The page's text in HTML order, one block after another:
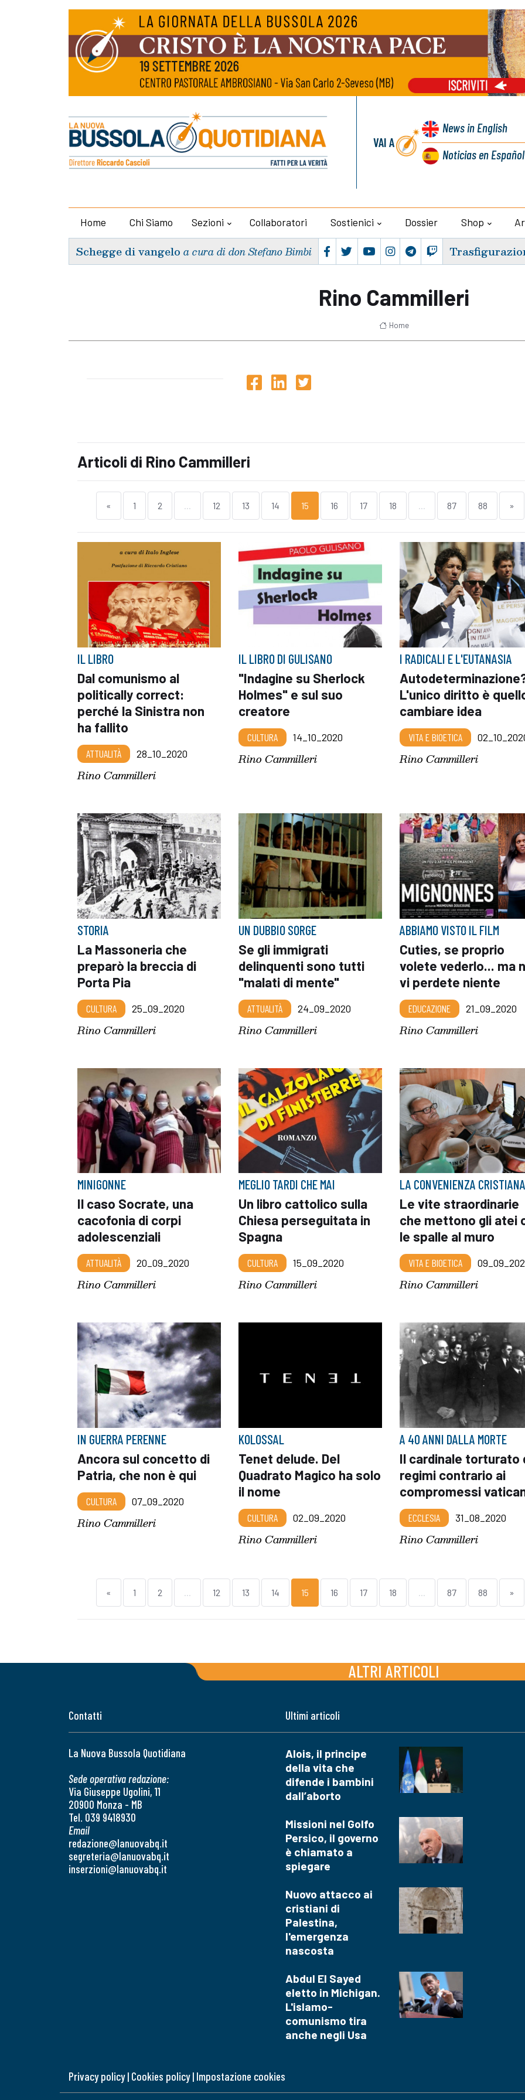
VAI A
Newsin English
Noticiasen Español
Home Chi Siamo Sezioni Collaboratori Sostienici Dossier Shop
Schegge di vangelo a cura di don Stefano Bimbi
Rino Cammilleri
Home
Articoli di Rino Cammilleri
« 1 2 ... 12 13 14 15 16 17 18 ... 87 88 »
IL LIBRO
Dal comunismo al
politically correct:
perché la Sinistra non
ha fallito
ATTUALITÀ 28_10_2020
Rino Cammilleri
IL LIBRO DI GULISANO
"Indagine su Sherlock
Holmes" e sul suo
creatore
CULTURA 14_10_2020
Rino Cammilleri
I RADICALI E L'EUTANASIA
L'unico diritto è
cambiare idea
VITA E BIOETICA
Rino Cammilleri
STORIA
La Massoneria che
preparò la breccia di
Porta Pia
CULTURA 25_09_2020
Rino Cammilleri
UN DUBBIO SORGE
Se gli immigrati
delinquenti sono tutti
"malati di mente"
ATTUALITÀ 24_09_2020
Rino Cammilleri
ABBIAMO VISTO IL FILM
Cuties, se proprio
volete vederlo... ma
vi perdete niente
EDUCAZIONE 21_09_2020
Rino Cammilleri
MINIGONNE
Il caso Socrate, una
cacofonia di corpi
adolescenziali
ATTUALITÀ 20_09_2020
Rino Cammilleri
MEGLIO TARDI CHE MAI
Un libro cattolico sulla
Chiesa perseguitata in
Spagna
CULTURA 15_09_2020
Rino Cammilleri
LA CONVENIENZA CRISTIANA
Le vite straordinarie
che mettono gli atei
le spalle al muro
VITA E BIOETICA
Rino Cammilleri
IN GUERRA PERENNE
Ancora sul concetto di
Patria, che non è qui
CULTURA 07_09_2020
Rino Cammilleri
KOLOSSAL
Tenet delude. Del
Quadrato Magico ha solo
il nome
CULTURA 02_09_2020
Rino Cammilleri
A 40 ANNI DALLA MORTE
Il cardinale torturato
regimi contrario ai
compromessi
ECCLESIA 31_08_2020
Rino Cammilleri
« 1 2 ... 12 13 14 15 16 17 18 ... 87 88 »
ALTRI ARTICOLI
Contatti
La Nuova Bussola Quotidiana
Sede operativa redazione:
Via Giuseppe Ugolini, 11
20900 Monza - MB
Tel. 039 9418930
Email
redazione@lanuovabq.it
segreteria@lanuovabq.it
inserzioni@lanuovabq.it
Ultimi articoli
Alois, il principe
della vita che
difende i bambini
dall’aborto
Missioni nel Golfo
Persico, il governo
è chiamato a
spiegare
Nuovo attacco ai
cristiani di
Palestina,
l'emergenza
nascosta
Abdul El Sayed
eletto in Michigan.
L'islamo-
comunismo tira
anche negli Usa
Privacy policy| Cookies policy| Impostazione cookies